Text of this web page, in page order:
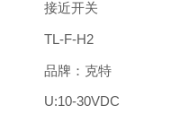
接近开关
TL-F-H2
品牌：克特
U:10-30VDC